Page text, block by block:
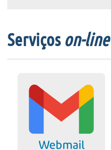
Serviços on-line
Webmail